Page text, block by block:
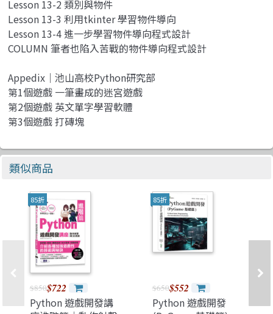
Lesson 13-2 類別與物件
Lesson 13-3 利用tkinter 學習物件導向
Lesson 13-4 進一步學習物件導向程式設計
COLUMN 筆者也陷入苦戰的物件導向程式設計
Appedix｜池山高校Python研究部
第1個遊戲 一筆畫成的迷宮遊戲
第2個遊戲 英文單字學習軟體
第3個遊戲 打磚塊
類似商品
85折
$850$722
Python 遊戲開發講
85折
$650$552
Python 遊戲開發